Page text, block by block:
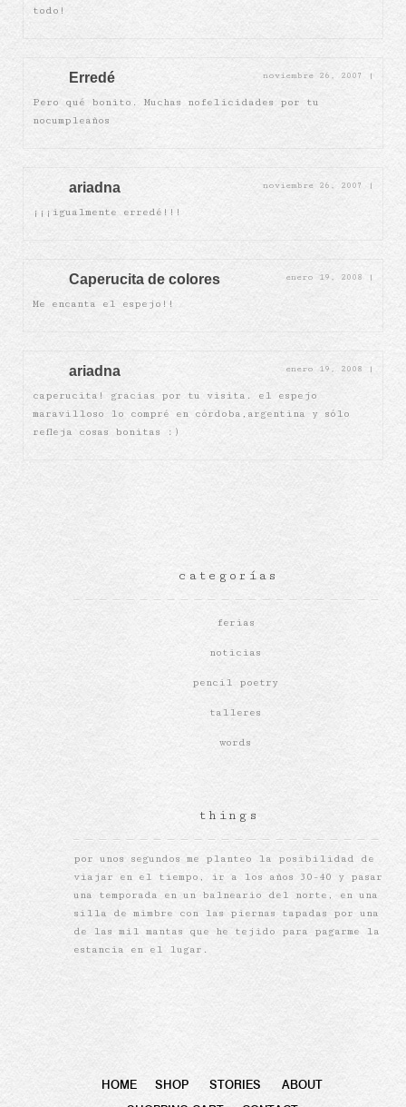
todo!
Erredé noviembre 26, 2007 |
Pero qué bonito. Muchas nofelicidades por tu
nocumpleaños
ariadna noviembre 26, 2007 |
¡¡¡igualmente erredé!!!
Caperucita de colores enero 19, 2008 |
Me encanta el espejo!!
ariadna enero 19, 2008 |
caperucita! gracias por tu visita. el espejo
maravilloso lo compré en córdoba,argentina y sólo
refleja cosas bonitas :)
categorías
ferias
noticias
pencil poetry
talleres
words
things
por unos segundos me planteo la posibilidad de
viajar en el tiempo, ir a los años 30-40 y pasar
una temporada en un balneario del norte, en una
silla de mimbre con las piernas tapadas por una
de las mil mantas que he tejido para pagarme la
estancia en el lugar.
HOME SHOP STORIES
ABOUT